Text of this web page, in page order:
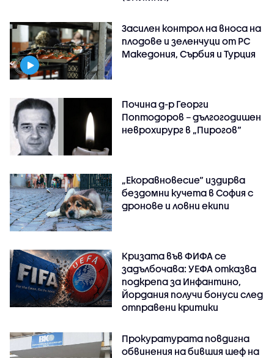
Засилен контрол на вноса на
плодове и зеленчуци от РС
Македония, Сърбия и Турция
Почина д-р Георги
Поптодоров – дългогодишен
неврохирург в „Пирогов“
„Екоравновесие“ издирва
бездомни кучета в София с
дронове и ловни екипи
Кризата във ФИФА се
задълбочава: УЕФА отказва
подкрепа за Инфантино,
Йордания получи бонуси след
отправени критики
Прокуратурата повдигна
обвинения на бившия шеф на